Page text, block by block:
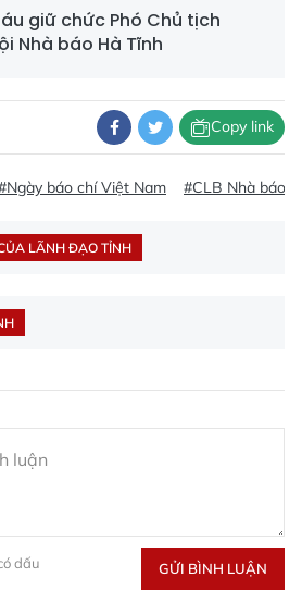
giữ chức Phó Chủ tịch
Nhà báo Hà Tĩnh
Copy link
báo chí Việt Nam #CLB Nhà báo
LÃNH ĐẠO TỈNH
dấu GỬI BÌNH LUẬN